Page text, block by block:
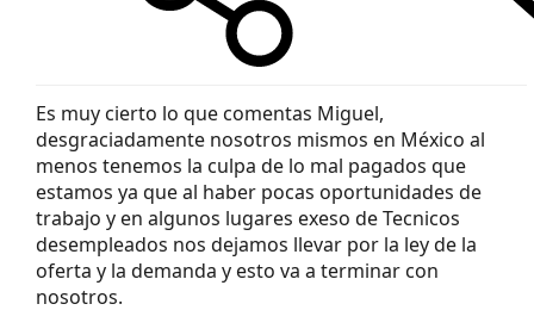
Es muy cierto lo que comentas Miguel,
desgraciadamente nosotros mismos en México al
menos tenemos la culpa de lo mal pagados que
estamos ya que al haber pocas oportunidades de
trabajo y en algunos lugares exeso de Tecnicos
desempleados nos dejamos llevar por la ley de la
oferta y la demanda y esto va a terminar con
nosotros.